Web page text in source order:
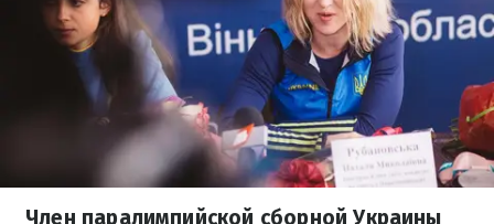
Член паралимпийской сборной Украины